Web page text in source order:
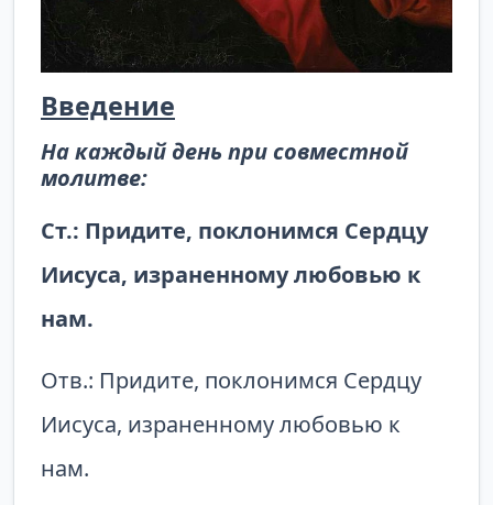
Введение
На каждый день при совместной
молитве:
Ст.: Придите, поклонимся Сердцу
Иисуса, израненному любовью к
нам.
Отв.: Придите, поклонимся Сердцу
Иисуса, израненному любовью к
нам.